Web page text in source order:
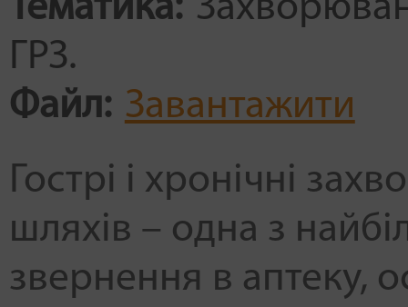
Тематика:
ГРЗ.
Файл: Завантажити
Гострі і хронічні
шляхів – одна з
звернення в аптеку,